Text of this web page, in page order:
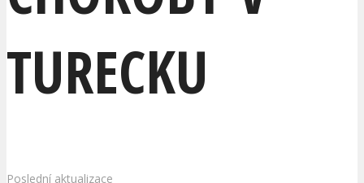
TURECKU
Poslední aktualizace